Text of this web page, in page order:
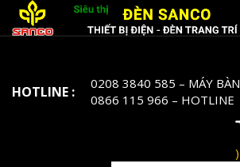
HOTLINE : 0208 3840 585 – MÁY BÀN
0866 115 966 – HOTLINE
)